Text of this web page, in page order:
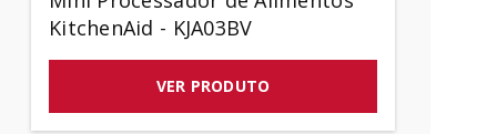
KitchenAid - KJA03BV
VER PRODUTO